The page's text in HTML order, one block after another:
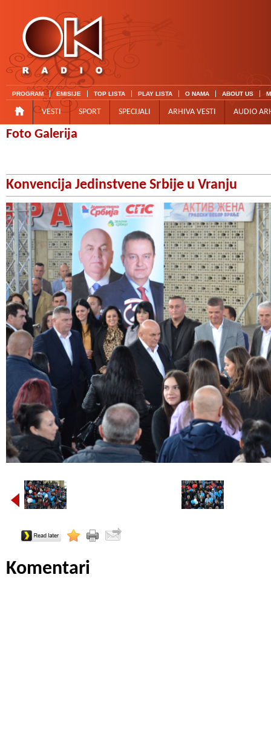
PROGRAM EMISIJE TOP LISTA PLAY LISTA O NAMA ABOUT US
VESTI SPORT SPECIJALI ARHIVA VESTI AUDIO
Foto Galerija
Konvencija Jedinstvene Srbije u Vranju
Komentari